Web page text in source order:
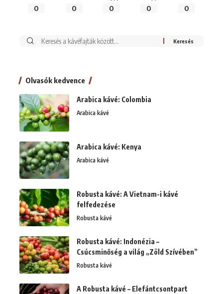
0 0 0 0 0
Keresés:
Olvasók kedvence
Arabica kávé: Colombia
Arabica kávé
Arabica kávé: Kenya
Arabica kávé
Robusta kávé: A Vietnam-i kávé
felfedezése
Robusta kávé
Robusta kávé: Indonézia –
Csúcsminőség a világ „Zöld Szívében”
Robusta kávé
A Robusta kávé – Elefántcsontpart